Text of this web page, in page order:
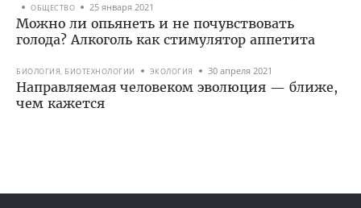
ОБЩЕСТВО
25 января 2021
Можно ли опьянеть и не почувствовать
голода? Алкоголь как стимулятор аппетита
БИОЛОГИЯ, БИОТЕХНОЛОГИИ ЭКОЛОГИЯ 30 апреля 2021
Направляемая человеком эволюция — ближе,
чем кажется